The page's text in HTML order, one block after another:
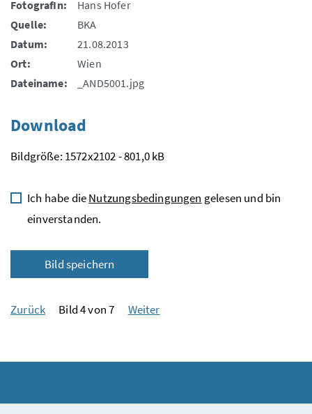
FotografIn:
Hans Hofer
Quelle:
BKA
Datum:
21.08.2013
Ort:
Wien
Dateiname:
_AND5001.jpg
Download
Bildgröße: 1572x2102 - 801,0 kB
Ich habe dieNutzungsbedingungen gelesen und bin
einverstanden.
Bild speichern
Zurück Bild 4 von 7 Weiter